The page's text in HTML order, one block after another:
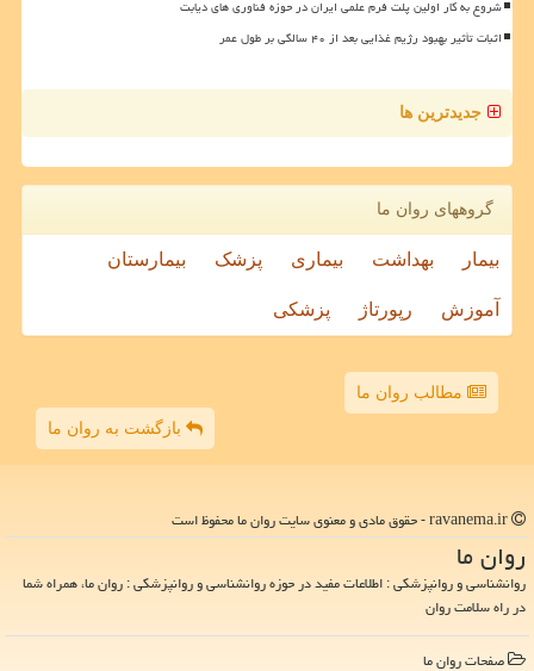
شروع به کار اولین پلت فرم علمی ایران در حوزه فناوری های دیابت
اثبات تأثیر بهبود رژیم غذایی بعد از ۴۰ سالگی بر طول عمر
جدیدترین ها
گروههای روان ما
بیمار بهداشت بیماری پزشک بیمارستان
آموزش رپورتاژ پزشکی
مطالب روان ما
بازگشت به روان ما
روان ما
روانشناسی و روانپزشکی : اطلاعات مفید در حوزه روانشناسی و روانپزشکی : روان ما، همراه شما
در راه سلامت روان
صفحات روان ما